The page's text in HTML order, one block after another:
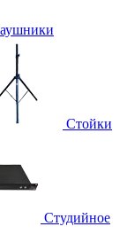
Стойки
Студийное